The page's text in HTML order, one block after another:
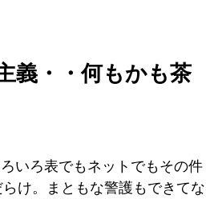
義・・何もかも茶
いろ表でもネットでもその件
け。まともな警護もできてな